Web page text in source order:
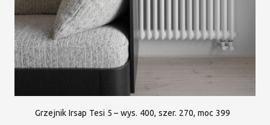
Grzejnik Irsap Tesi 5 – wys. 400, szer. 270, moc 399